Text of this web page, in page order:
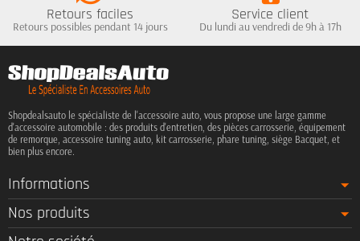
Retours faciles
Retours possibles pendant 14 jours
Service client
Du lundi au vendredi de 9h à 17h
Shopdealsauto le spécialiste de l'accessoire auto, vous propose une large gamme
d'accessoire automobile : des produits d'entretien, des pièces carrosserie, équipement
de remorque, accessoire tuning auto, kit carrosserie, phare tuning, siège Bacquet, et
bien plus encore.
Informations
Nos produits